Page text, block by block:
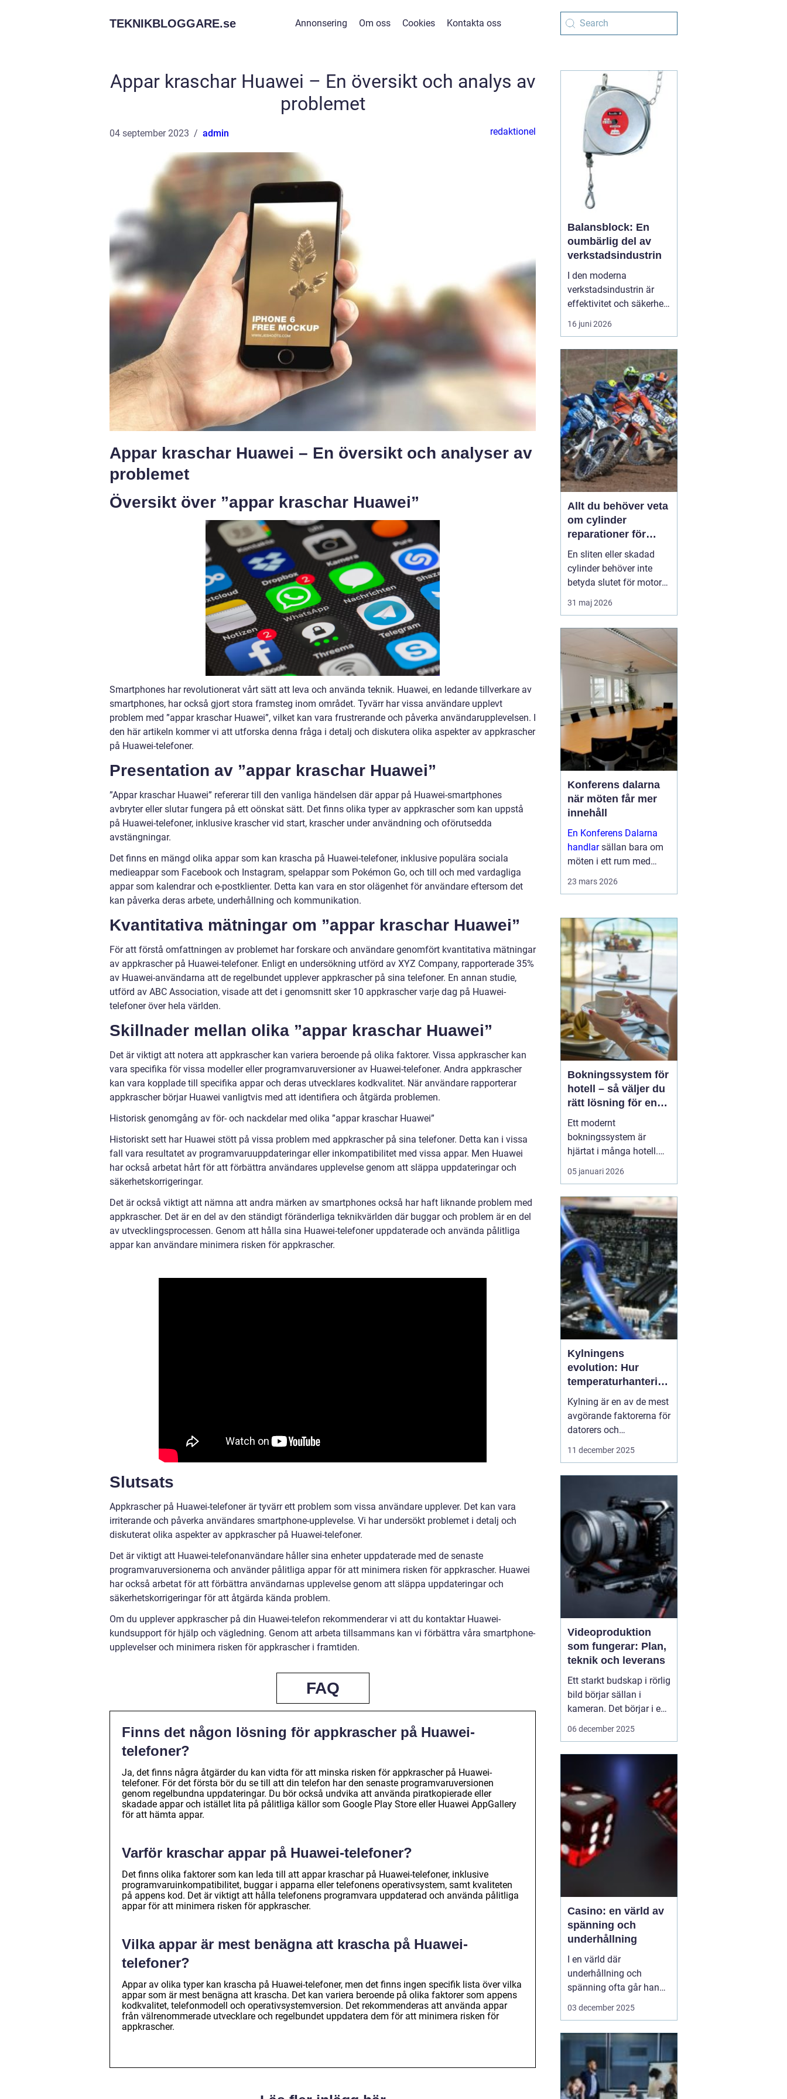
TEKNIKBLOGGARE.se Annonsering Om oss Cookies Kontakta oss
Appar kraschar Huawei – En översikt och analys av
problemet
04 september 2023 admin redaktionel
Appar kraschar Huawei – En översikt och analyser av
problemet
Översikt över ”appar kraschar Huawei”
Smartphones har revolutionerat vårt sätt att leva och använda teknik. Huawei, en ledande tillverkare av
smartphones, har också gjort stora framsteg inom området. Tyvärr har vissa användare upplevt
problem med ”appar kraschar Huawei”, vilket kan vara frustrerande och påverka användarupplevelsen. I
den här artikeln kommer vi att utforska denna fråga i detalj och diskutera olika aspekter av appkrascher
på Huawei-telefoner.
Presentation av ”appar kraschar Huawei”
”Appar kraschar Huawei” refererar till den vanliga händelsen där appar på Huawei-smartphones
avbryter eller slutar fungera på ett oönskat sätt. Det finns olika typer av appkrascher som kan uppstå
på Huawei-telefoner, inklusive krascher vid start, krascher under användning och oförutsedda
avstängningar.
Det finns en mängd olika appar som kan krascha på Huawei-telefoner, inklusive populära sociala
medieappar som Facebook och Instagram, spelappar som Pokémon Go, och till och med vardagliga
appar som kalendrar och e-postklienter. Detta kan vara en stor olägenhet för användare eftersom det
kan påverka deras arbete, underhållning och kommunikation.
Kvantitativa mätningar om ”appar kraschar Huawei”
För att förstå omfattningen av problemet har forskare och användare genomfört kvantitativa mätningar
av appkrascher på Huawei-telefoner. Enligt en undersökning utförd av XYZ Company, rapporterade 35%
av Huawei-användarna att de regelbundet upplever appkrascher på sina telefoner. En annan studie,
utförd av ABC Association, visade att det i genomsnitt sker 10 appkrascher varje dag på Huawei-
telefoner över hela världen.
Skillnader mellan olika ”appar kraschar Huawei”
Det är viktigt att notera att appkrascher kan variera beroende på olika faktorer. Vissa appkrascher kan
vara specifika för vissa modeller eller programvaruversioner av Huawei-telefoner. Andra appkrascher
kan vara kopplade till specifika appar och deras utvecklares kodkvalitet. När användare rapporterar
appkrascher börjar Huawei vanligtvis med att identifiera och åtgärda problemen.
Historisk genomgång av för- och nackdelar med olika ”appar kraschar Huawei”
Historiskt sett har Huawei stött på vissa problem med appkrascher på sina telefoner. Detta kan i vissa
fall vara resultatet av programvaruuppdateringar eller inkompatibilitet med vissa appar. Men Huawei
har också arbetat hårt för att förbättra användares upplevelse genom att släppa uppdateringar och
säkerhetskorrigeringar.
Det är också viktigt att nämna att andra märken av smartphones också har haft liknande problem med
appkrascher. Det är en del av den ständigt föränderliga teknikvärlden där buggar och problem är en del
av utvecklingsprocessen. Genom att hålla sina Huawei-telefoner uppdaterade och använda pålitliga
appar kan användare minimera risken för appkrascher.
Slutsats
Appkrascher på Huawei-telefoner är tyvärr ett problem som vissa användare upplever. Det kan vara
irriterande och påverka användares smartphone-upplevelse. Vi har undersökt problemet i detalj och
diskuterat olika aspekter av appkrascher på Huawei-telefoner.
Det är viktigt att Huawei-telefonanvändare håller sina enheter uppdaterade med de senaste
programvaruversionerna och använder pålitliga appar för att minimera risken för appkrascher. Huawei
har också arbetat för att förbättra användarnas upplevelse genom att släppa uppdateringar och
säkerhetskorrigeringar för att åtgärda kända problem.
Om du upplever appkrascher på din Huawei-telefon rekommenderar vi att du kontaktar Huawei-
kundsupport för hjälp och vägledning. Genom att arbeta tillsammans kan vi förbättra våra smartphone-
upplevelser och minimera risken för appkrascher i framtiden.
FAQ
Finns det någon lösning för appkrascher på Huawei-
telefoner?
Ja, det finns några åtgärder du kan vidta för att minska risken för appkrascher på Huawei-
telefoner. För det första bör du se till att din telefon har den senaste programvaruversionen
genom regelbundna uppdateringar. Du bör också undvika att använda piratkopierade eller
skadade appar och istället lita på pålitliga källor som Google Play Store eller Huawei AppGallery
för att hämta appar.
Varför kraschar appar på Huawei-telefoner?
Det finns olika faktorer som kan leda till att appar kraschar på Huawei-telefoner, inklusive
programvaruinkompatibilitet, buggar i apparna eller telefonens operativsystem, samt kvaliteten
på appens kod. Det är viktigt att hålla telefonens programvara uppdaterad och använda pålitliga
appar för att minimera risken för appkrascher.
Vilka appar är mest benägna att krascha på Huawei-
telefoner?
Appar av olika typer kan krascha på Huawei-telefoner, men det finns ingen specifik lista över vilka
appar som är mest benägna att krascha. Det kan variera beroende på olika faktorer som appens
kodkvalitet, telefonmodell och operativsystemversion. Det rekommenderas att använda appar
från välrenommerade utvecklare och regelbundet uppdatera dem för att minimera risken för
appkrascher.
Balansblock: En
oumbärlig del av
verkstadsindustrin
I den moderna
verkstadsindustrin är
effektivitet och säkerhet
grundpelare som inte får
komprometteras. För
tunga verktyg och
maskiner är det
avgörande att ha rätt
hjälpmedel fö...
16 juni 2026
Allt du behöver veta
om cylinder
reparationer för
motorcyklar och
snöskotrar
En sliten eller skadad
cylinder behöver inte
betyda slutet för motorn.
Med rätt kunskap,
noggrann felsökning och
det ofta att rädda även
hårt drabbade motorer.
För den som kör
motocross, enduro eller
snöskoter kan en väl
utför...
31 maj 2026
Konferens dalarna
när möten får mer
innehåll
En Konferens Dalarna
handlarsällan bara om
möten i ett rum med
människor faktiskt
hinner mötas, tänka klart
och bygga relatio...
23 mars 2026
Bokningssystem för
hotell – så väljer du
rätt lösning för en
modern
hotellvardag
Ett modernt
bokningssystem är
hjärtat i många hotell.
När gäster förväntar sig
snabba svar, enkla
in- och utcheckningar
behöver hotellen ett
digitalt stöd som håller
samma te...
05 januari 2026
Kylningens
evolution: Hur
temperaturhantering
formar prestanda
och design
Kylning är en av de mest
avgörande faktorerna för
datorers och
elektronikkomponenters
bara livslängden på
processorer och
grafikkort...
11 december 2025
Videoproduktion
som fungerar: Plan,
teknik och leverans
Ett starkt budskap i rörlig
bild börjar sällan i
kameran. Det börjar i en
tydlig plan. När företag
handlar det om att knyta
teknik och distribution.
D&ari...
06 december 2025
Casino: en värld av
spänning och
underhållning
I en värld där
underhållning och
spänning ofta går hand i
hand, framstår casinon
kombineras för att
skapa oförglömliga
upplevelser. Från de
glitt...
03 december 2025